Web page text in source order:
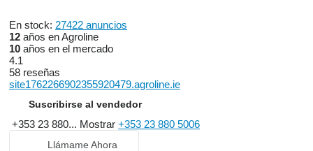
En stock: 27422 anuncios
12 años en Agroline
10 años en el mercado
4.1
58 reseñas
site1762266902355920479.agroline.ie
Suscribirse al vendedor
+353 23 880... Mostrar +353 23 880 5006
Llámame Ahora